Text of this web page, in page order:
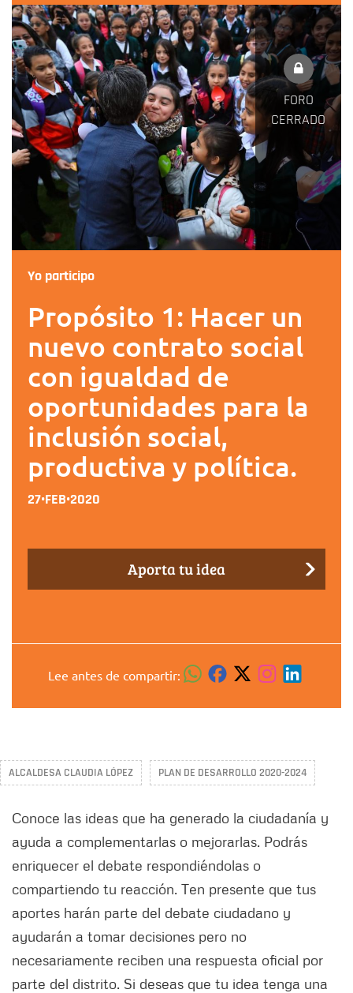
FORO
CERRADO
Yo participo
Propósito 1: Hacer un
nuevo contrato social
con igualdad de
oportunidades para la
inclusión social,
productiva y política.
27•FEB•2020
Aporta tu idea
Lee antes de compartir:
ALCALDESA CLAUDIA LÓPEZ PLAN DE DESARROLLO 2020-2024
Conoce las ideas que ha generado la ciudadanía y
ayuda a complementarlas o mejorarlas. Podrás
enriquecer el debate respondiéndolas o
compartiendo tu reacción. Ten presente que tus
aportes harán parte del debate ciudadano y
ayudarán a tomar decisiones pero no
necesariamente reciben una respuesta oficial por
parte del distrito. Si deseas que tu idea tenga una